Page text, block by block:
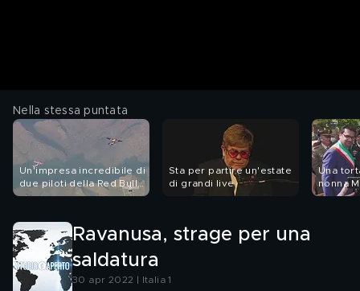
Nella stessa puntata
Un'impresa incredibile di
due piloti della Red Bull
Air Force
Sta per partire un'estate
di grandi live
Una
nonna
Ravanusa, strage per una
saldatura
30 apr 2022 | Italia 1